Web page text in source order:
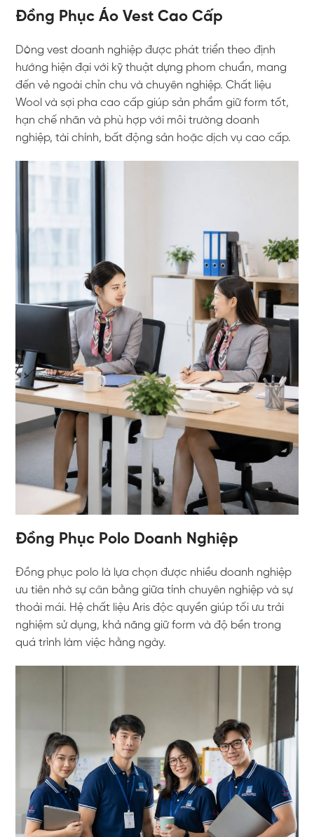
Đồng Phục Áo Vest Cao Cấp
Dòng vest doanh nghiệp được phát triển theo định
hướng hiện đại với kỹ thuật dựng phom chuẩn, mang
đến vẻ ngoài chỉn chu và chuyên nghiệp. Chất liệu
Wool và sợi pha cao cấp giúp sản phẩm giữ form tốt,
hạn chế nhăn và phù hợp với môi trường doanh
nghiệp, tài chính, bất động sản hoặc dịch vụ cao cấp.
Đồng Phục Polo Doanh Nghiệp
Đồng phục polo là lựa chọn được nhiều doanh nghiệp
ưu tiên nhờ sự cân bằng giữa tính chuyên nghiệp và sự
thoải mái. Hệ chất liệu Aris độc quyền giúp tối ưu trải
nghiệm sử dụng, khả năng giữ form và độ bền trong
quá trình làm việc hằng ngày.